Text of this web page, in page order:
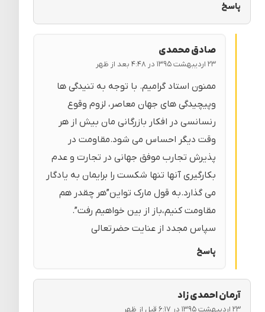
پاسخ
صادق محمدی
۲۳ اردیبهشت ۱۳۹۵ در ۴:۴۸ بعد از ظهر
ممنون استاد گرامیم. با توجه به تنیدگی ها
وپیچیدگی های جهان معاصر، لزوم وقوع
رنسانسی در افکار بازرگانی مان بیش از هر
وقت دیگر احساس می شود.مقاومت در
پذیرش تجارب موفق جهانی در تجارت و عدم
بکارگیری آنها تنها شکست را برایمان به یادگار
می گذارد.به قول مارک تواین”هر چقدر هم
مقاومت کنیم،باز از بین خواهیم رفت”.
سپاس مجدد از عنایت حضرتعالی
پاسخ
آرمان احمدی زاد
۲۳ اردیبهشت ۱۳۹۵ در ۶:۱۷ قبل از ظهر